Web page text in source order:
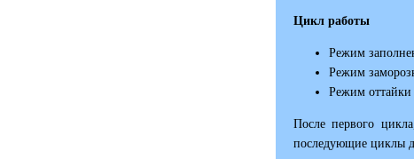
Цикл работы
Режим
Режим
Режим оттайки
После первого
последующие циклы